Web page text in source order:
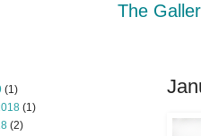
The
(1)
(1)
(2)